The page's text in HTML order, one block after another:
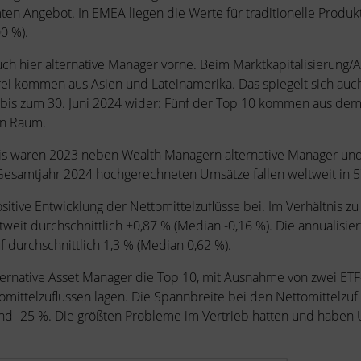
Angebot. In EMEA liegen die Werte für traditionelle
%).
hier alternative Manager vorne. Beim Marktkapitalisierung/
kommen aus Asien und Lateinamerika. Das spiegelt sich
zum 30. Juni 2024 wider: Fünf der Top 10 kommen aus
Raum.
waren 2023 neben Wealth Managern alternative Manager
2024 hochgerechneten Umsätze fallen weltweit in
Entwicklung der Nettomittelzuflüsse bei. Im Verhältnis
durchschnittlich +0,87 % (Median -0,16 %). Die
1,3 % (Median 0,62 %).
Asset Manager die Top 10, mit Ausnahme von zwei
lagen. Die Spannbreite bei den
-25 %. Die größten Probleme im Vertrieb hatten und haben